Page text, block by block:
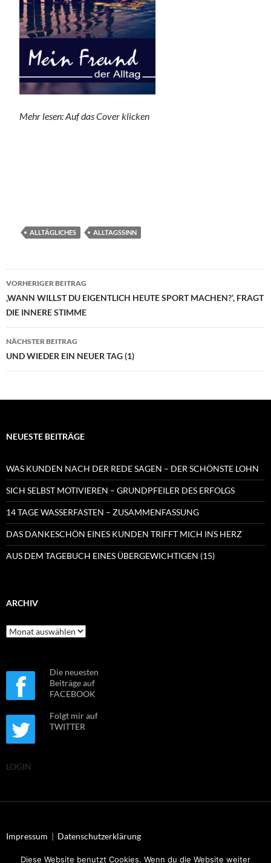
Mehr lesen: Auf das Cover klicken
ALLTÄGLICHES ALLTAGSSINN
Beitragsnavigation
VORHERIGER BEITRAG
‚WANN WILLST DU EIGENTLICH HEUTE SPORT MACHEN?‘, FRAGT
DIE INNERE STIMME
NÄCHSTER BEITRAG
UND WIEDER EIN NEUER TAG (1)
NEUESTE BEITRÄGE
WAS KUNDEN NACH DER REDE SAGEN – DER SCHÖNSTE LOHN
SICH SELBST MOTIVIEREN – GRUNDPFEILER DES ERFOLGS
14 TAGE WASSERFASTEN – ZUSAMMENFASSUNG
DAS DANKESCHÖN EINES KUNDEN TRIFFT MICH INS HERZ
AUS DEM TAGEBUCH EINES ÜBERGEWICHTIGEN (15)
ARCHIV
Archiv
Die neuesten
Beiträge auf
FACEBOOK
Folgt mir auf
TWITTER
LOGIN
Impressum | Datenschutzerklärung
Diese Website benutzt Cookies. Wenn du die Website weiter